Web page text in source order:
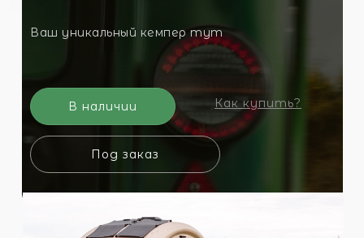
Ваш уникальный кемпер тут
Как купить?
Под заказ
В наличии